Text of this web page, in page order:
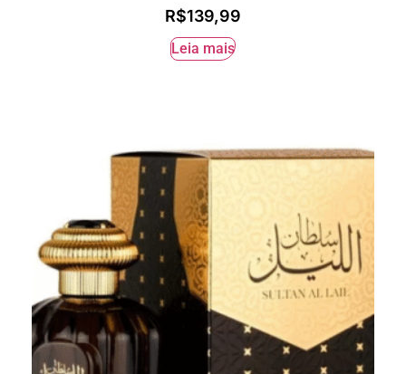
R$139,99
Leia mais